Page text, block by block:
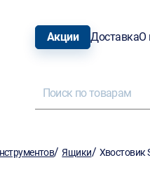
Акции ДоставкаО
/Ящики/ Хвостовик